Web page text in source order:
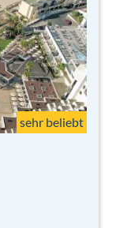
sehr beliebt